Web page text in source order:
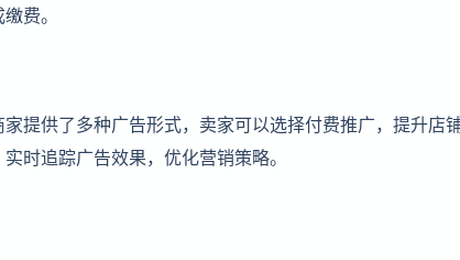
费。
提供了多种广告形式，卖家可以选择付费推广，提升店
时追踪广告效果，优化营销策略。